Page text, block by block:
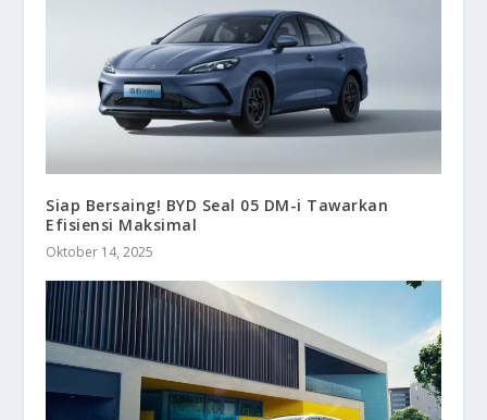
Siap Bersaing! BYD Seal 05 DM-i Tawarkan
Efisiensi Maksimal
Oktober 14, 2025